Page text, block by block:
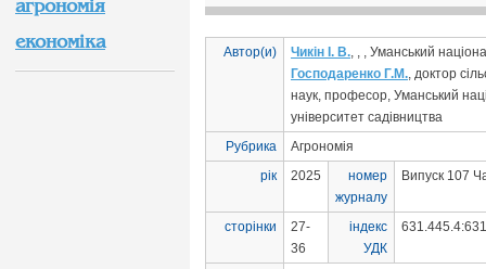
Автор(и) Чикін І. В., , , Уманський
Господаренко Г.М., доктор
наук, професор, Уманський
університет садівництва
Рубрика
Агрономія
рік
2025
номер
журналу
Випуск 107
сторінки
27-
36
індекс
УДК
агрономія
економіка